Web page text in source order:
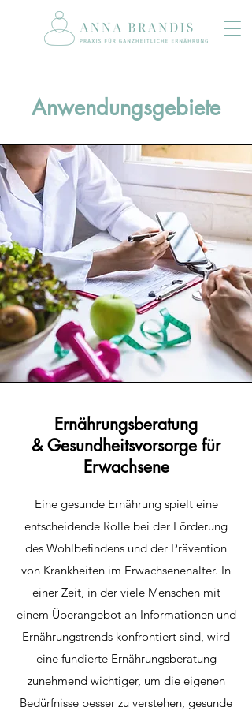
Anwendungsgebiete
Ernährungsberatung
&Gesundheitsvorsorge für
Erwachsene
Eine gesunde Ernährung spielt eine
entscheidende Rolle bei der Förderung
des Wohlbefindens und der Prävention
von Krankheiten im Erwachsenenalter. In
einer Zeit, in der viele Menschen mit
einem Überangebot an Informationen und
Ernährungstrends konfrontiert sind, wird
eine fundierte Ernährungsberatung
zunehmend wichtiger, um die eigenen
Bedürfnisse besser zu verstehen, gesunde